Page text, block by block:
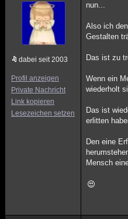
dabei seit 2003
Profil anzeigen
Private Nachricht
Link kopieren
Lesezeichen setzen
nun...
Also ich
Gestalten
Das ist zu
Wenn ein
wiederholt
Das ist
erlitten
Den eine
Mensch